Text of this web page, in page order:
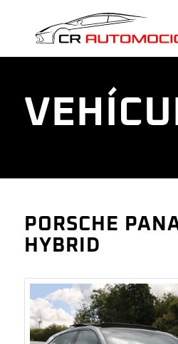
PORSCHE
HYBRID